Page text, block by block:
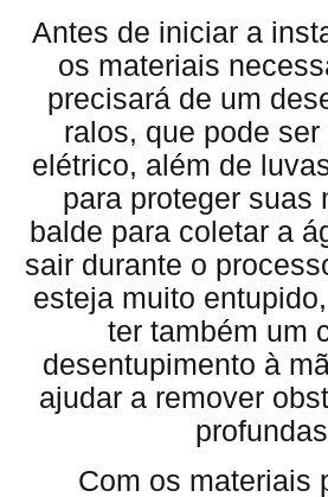
Antes de iniciar a
os materiais
precisará de um
ralos, que pode
elétrico, além de
para proteger suas
balde para coletar a
sair durante o
esteja muito
ter também um
desentupimento à
ajudar a remover
Com os materiais